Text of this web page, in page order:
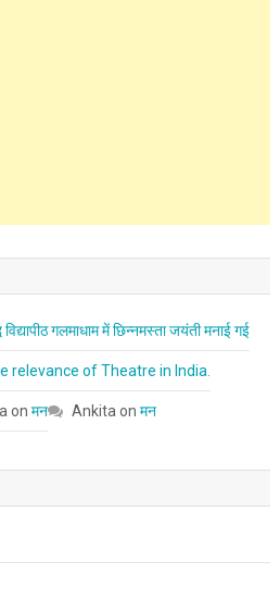
विद्यापीठ गलमाधाम में छिन्नमस्ता जयंती मनाई गई
relevance of Theatre in India.
on मन Ankita on मन